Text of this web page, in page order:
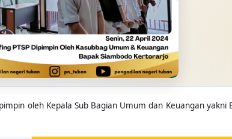
oleh Kepala Sub Bagian Umum dan Keuangan yakni